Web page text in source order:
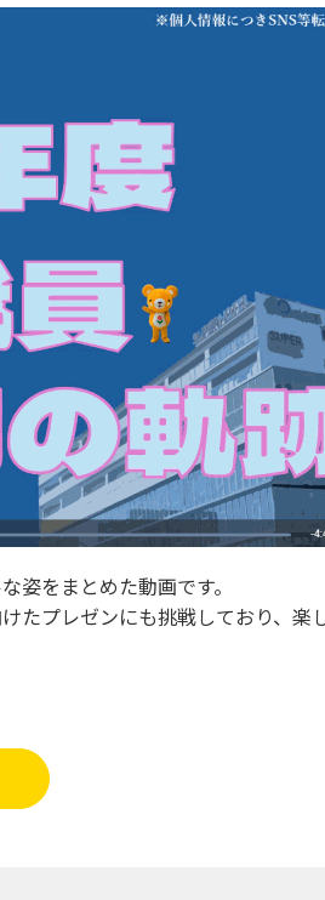
姿をまとめた動画です。
たプレゼンにも挑戦しており、楽